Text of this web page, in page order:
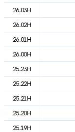
26.03H
26.02H
26.01H
26.00H
25.23H
25.22H
25.21H
25.20H
25.19H